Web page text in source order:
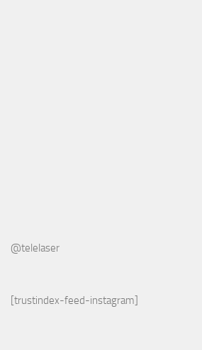
@telelaser
[trustindex-feed-instagram]